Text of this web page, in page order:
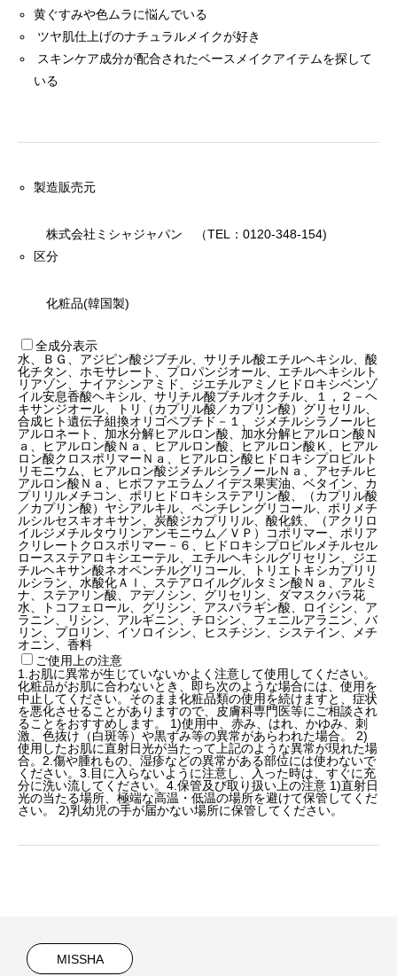
黄ぐすみや色ムラに悩んでいる
ツヤ肌仕上げのナチュラルメイクが好き
スキンケア成分が配合されたベースメイクアイテムを探して
いる
製造販売元
株式会社ミシャジャパン （TEL：0120-348-154)
区分
化粧品(韓国製)
全成分表示
水、ＢＧ、アジピン酸ジブチル、サリチル酸エチルヘキシル、酸
化チタン、ホモサレート、プロパンジオール、エチルヘキシルト
リアゾン、ナイアシンアミド、ジエチルアミノヒドロキシベンゾ
イル安息香酸ヘキシル、サリチル酸ブチルオクチル、１，２－ヘ
キサンジオール、トリ（カプリル酸／カプリン酸）グリセリル、
合成ヒト遺伝子組換オリゴペプチド－１、ジメチルシラノールヒ
アルロネート、加水分解ヒアルロン酸、加水分解ヒアルロン酸Ｎ
ａ、ヒアルロン酸Ｎａ、ヒアルロン酸、ヒアルロン酸Ｋ、ヒアル
ロン酸クロスポリマーＮａ、ヒアルロン酸ヒドロキシプロピルト
リモニウム、ヒアルロン酸ジメチルシラノールＮａ、アセチルヒ
アルロン酸Ｎａ、ヒポファエラムノイデス果実油、ベタイン、カ
プリリルメチコン、ポリヒドロキシステアリン酸、（カプリル酸
／カプリン酸）ヤシアルキル、ペンチレングリコール、ポリメチ
ルシルセスキオキサン、炭酸ジカプリリル、酸化鉄、（アクリロ
イルジメチルタウリンアンモニウム／ＶＰ）コポリマー、ポリア
クリレートクロスポリマー－６、ヒドロキシプロピルメチルセル
ロースステアロキシエーテル、エチルヘキシルグリセリン、ジエ
チルヘキサン酸ネオペンチルグリコール、トリエトキシカプリリ
ルシラン、水酸化Ａｌ、ステアロイルグルタミン酸Ｎａ、アルミ
ナ、ステアリン酸、アデノシン、グリセリン、ダマスクバラ花
水、トコフェロール、グリシン、アスパラギン酸、ロイシン、ア
ラニン、リシン、アルギニン、チロシン、フェニルアラニン、バ
リン、プロリン、イソロイシン、ヒスチジン、システイン、メチ
オニン、香料
ご使用上の注意
1.お肌に異常が生じていないかよく注意して使用してください。
化粧品がお肌に合わないとき、即ち次のような場合には、使用を
中止してください。そのまま化粧品類の使用を続けますと、症状
を悪化させることがありますので、皮膚科専門医等にご相談され
ることをおすすめします。 1)使用中、赤み、はれ、かゆみ、刺
激、色抜け（白斑等）や黒ずみ等の異常があらわれた場合。 2)
使用したお肌に直射日光が当たって上記のような異常が現れた場
合。2.傷や腫れもの、湿疹などの異常がある部位には使わないで
ください。3.目に入らないように注意し、入った時は、すぐに充
分に洗い流してください。4.保管及び取り扱い上の注意 1)直射日
光の当たる場所、極端な高温・低温の場所を避けて保管してくだ
さい。 2)乳幼児の手が届かない場所に保管してください。
MISSHA